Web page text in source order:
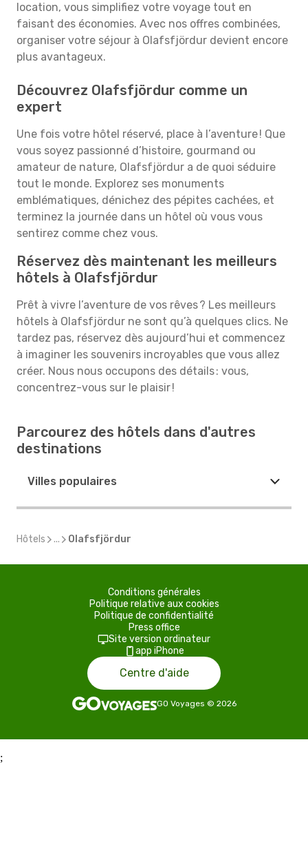
location, vous simplifiez votre voyage tout en
faisant des économies. Avec nos offres combinées,
organiser votre séjour à Olafsfjördur devient encore
plus avantageux.
Découvrez Olafsfjördur comme un
expert
Une fois votre hôtel réservé, place à l’aventure ! Que
vous soyez passionné d’histoire, gourmand ou
amateur de nature, Olafsfjördur a de quoi séduire
tout le monde. Explorez ses monuments
emblématiques, dénichez des pépites cachées, et
terminez la journée dans un hôtel où vous vous
sentirez comme chez vous.
Réservez dès maintenant les meilleurs
hôtels à Olafsfjördur
Prêt à vivre l’aventure de vos rêves ? Les meilleurs
hôtels à Olafsfjördur ne sont qu’à quelques clics. Ne
tardez pas, réservez dès aujourd’hui et commencez
à imaginer les souvenirs incroyables que vous allez
créer. Nous nous occupons des détails : vous,
concentrez-vous sur le plaisir !
Parcourez des hôtels dans d'autres
destinations
Villes populaires
Hôtels ... Olafsfjördur
Conditions générales
Politique relative aux cookies
Politique de confidentialité
Press office
Site version ordinateur
app iPhone
Centre d'aide
GO Voyages © 2026
;